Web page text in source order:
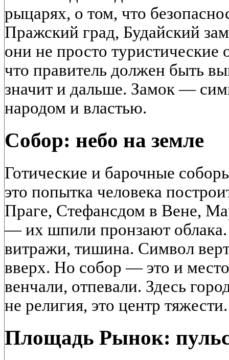
рыцарях, о том, что
Пражский град, Будайский
они не просто туристические
что правитель должен быть
значит и дальше. Замок —
народом и властью.
Собор: небо на земле
Готические и барочные
это попытка человека
Праге, Стефансдом в Вене,
— их шпили пронзают
витражи, тишина. Символ
вверх. Но собор — это и
венчали, отпевали. Здесь
не религия, это центр тяжести.
Площадь Рынок: пульс